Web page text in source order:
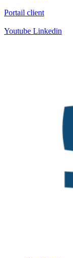
Portail client
Youtube Linkedin